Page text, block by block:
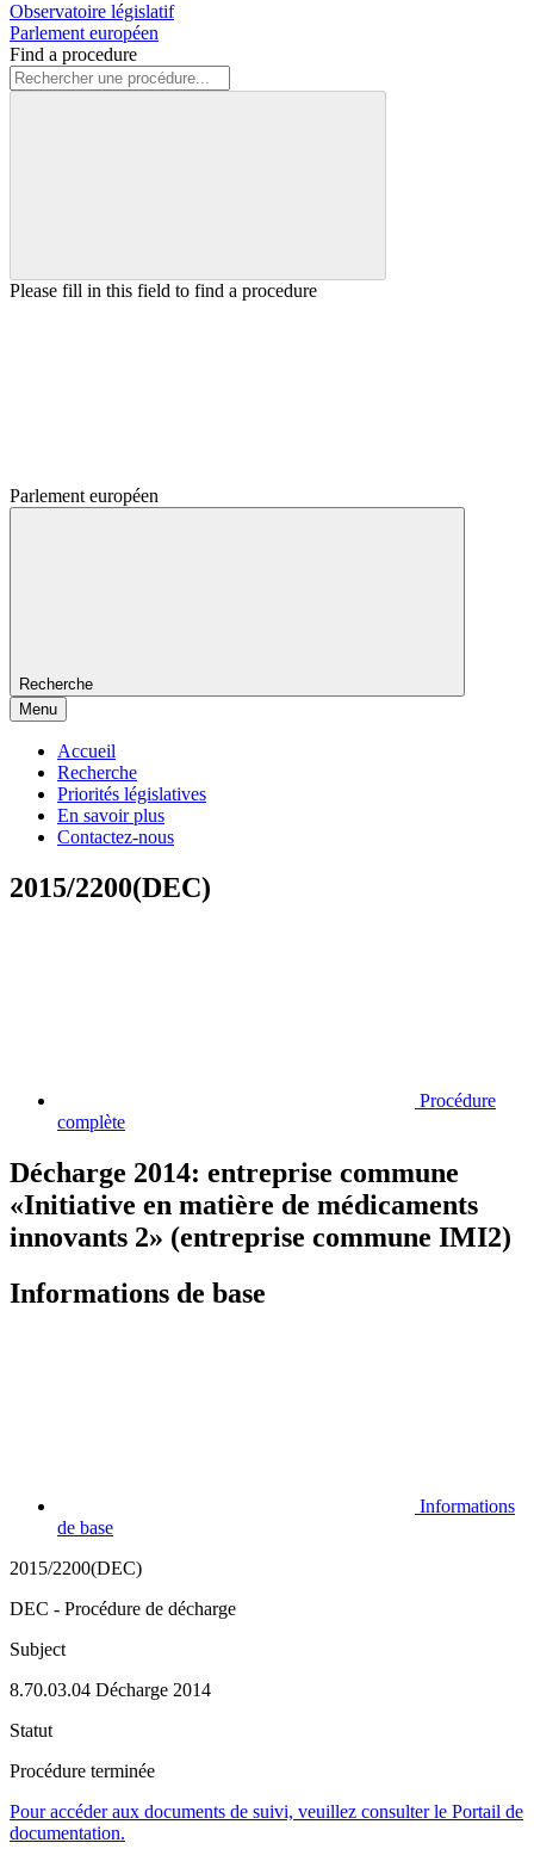
Observatoire législatif
Parlement européen
Find a procedure
Please fill in this field to find a procedure
Parlement européen
Recherche
Menu
Accueil
Recherche
Priorités législatives
En savoir plus
Contactez-nous
2015/2200(DEC)
Procédure
complète
Décharge 2014: entreprise commune
«Initiative en matière de médicaments
innovants 2» (entreprise commune IMI2)
Informations de base
Informations
de base
2015/2200(DEC)
DEC - Procédure de décharge
Subject
8.70.03.04 Décharge 2014
Statut
Procédure terminée
Pour accéder aux documents de suivi, veuillez consulter le Portail de
documentation.